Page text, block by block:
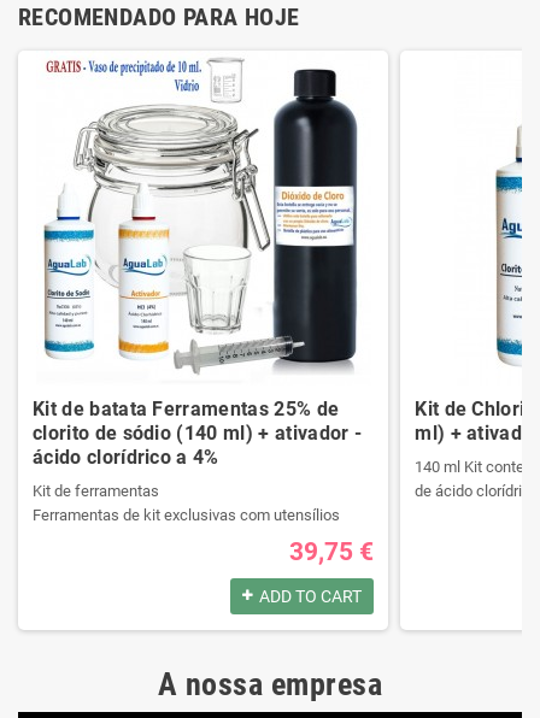
RECOMENDADO PARA HOJE
Kit de batata Ferramentas 25% de
clorito de sódio (140 ml) + ativador -
ácido clorídrico a 4%
Kit de ferramentas
Ferramentas de kit exclusivas com utensílios
Ele contém um manual passo a passo.
Veja o conteúdo do kit na descrição.
Ferramentas de kit exclusivas com utensílios
39,75 €
ADD TO CART
Kit de
ml) +
140 ml Kit
de ácido clorídrico
A nossa empresa